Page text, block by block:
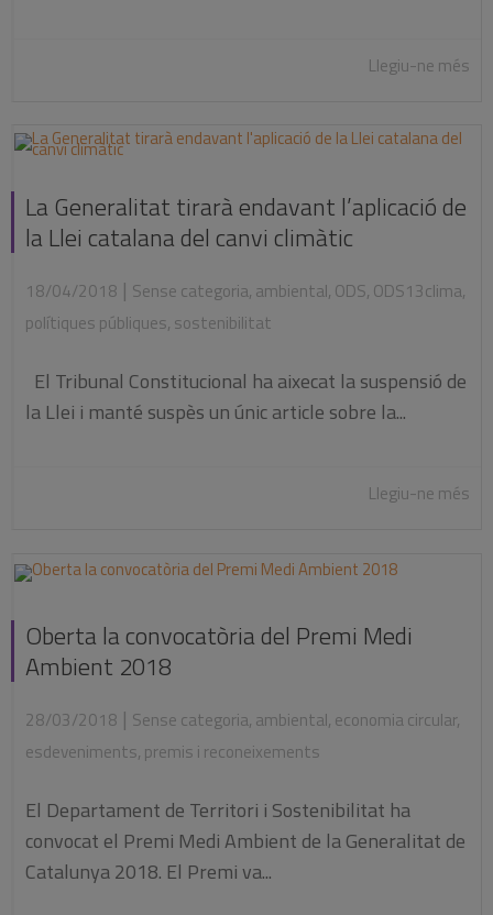
Llegiu-ne més
La Generalitat tirarà endavant l’aplicació de
la Llei catalana del canvi climàtic
18/04/2018 | Sense categoria, ambiental, ODS, ODS13clima,
polítiques públiques, sostenibilitat
El Tribunal Constitucional ha aixecat la suspensió de
la Llei i manté suspès un únic article sobre la...
Llegiu-ne més
Oberta la convocatòria del Premi Medi
Ambient 2018
28/03/2018 | Sense categoria, ambiental, economia circular,
esdeveniments, premis i reconeixements
El Departament de Territori i Sostenibilitat ha
convocat el Premi Medi Ambient de la Generalitat de
Catalunya 2018. El Premi va...